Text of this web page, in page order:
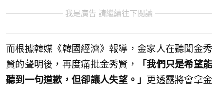
我是廣告 請繼續往下閱讀
而根據韓媒《韓國經濟》報導，金家人在聽聞金秀
賢的聲明後，再度痛批金秀賢，
「我們只是希望能
聽到一句道歉，但卻讓人失望。」 更透露將會拿金